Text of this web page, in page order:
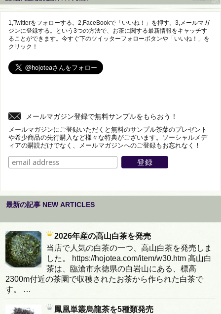
1,Twitterをフォローする。2,FaceBookで「いいね！」を押す。3,メールマガ
ジンに登録する。という3つの方法で、お茶に関する最新情報をキャッチす
ることができます。今すぐ下のツイッターフォローボタンや「いいね！」を
クリック！
メールマガジン登録で無料サンプルをもらおう！
メールマガジンにご登録いただくと無料のサンプル茶葉のプレゼント
や希少商品の先行購入など様々な特典がございます。ソーシャルメデ
ィアの購読だけでなく、メールマガジンへのご登録もお忘れなく！
最新の記事 NEW ARTICLES
2026年産の高山白茶を発売
当店で人気の白茶の一つ、高山白茶を発売しま
した。 https://hojotea.com/item/w30.htm 高山白
茶は、臨滄市永徳県の白岩山にある、標高
2300m付近の茶園で収穫されたお茶から作られた白茶で
す。 …
鳳凰単叢烏龍茶を5種類発売